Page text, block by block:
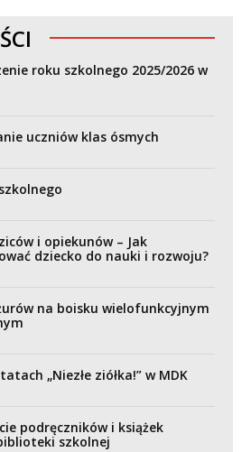
roku szkolnego 2025/2026 w
uczniów klas ósmych
i opiekunów – Jak
dziecko do nauki i rozwoju?
na boisku wielofunkcyjnym
„Niezłe ziółka!” w MDK
podręczników i książek
szkolnej